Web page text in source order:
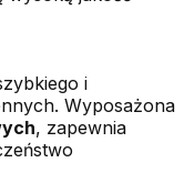
i
Wyposażona
, zapewnia